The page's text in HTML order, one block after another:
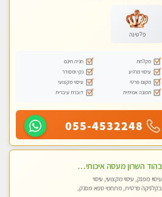
פלטינה
מקלחת
חניה חינם
עיסוי מרגיע
נקי ומסודר
מקום פרטי
עיסוי מקצועי
תמונה אמיתית
דוברת עיברית
055-4532248
בהוד השרון מעסה איכותית מקצועית ומפנקת חדשה מעסה צעירה ואלופה לעיסוי מפנק מומלץ מאוד ....פרטי!!
עיסוי מפנק, עיסוי מקצועי, עיסוי
בקלניקה פרטית, מתחמי ספא מפנק,